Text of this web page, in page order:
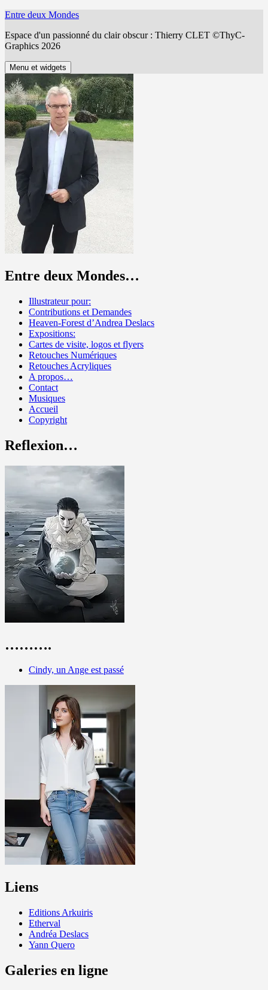
Aller
contenu
Entre deux Mondes
Espace d'un passionné du clair obscur : Thierry CLET ©ThyC-
Graphics 2026
Menu et widgets
Entre deux Mondes…
Illustrateur pour:
Contributions et Demandes
Heaven-Forest d’Andrea Deslacs
Expositions:
Cartes de visite, logos et flyers
Retouches Numériques
Retouches Acryliques
A propos…
Contact
Musiques
Accueil
Copyright
Reflexion…
……….
Cindy, un Ange est passé
Liens
Editions Arkuiris
Etherval
Andréa Deslacs
Yann Quero
Galeries en ligne